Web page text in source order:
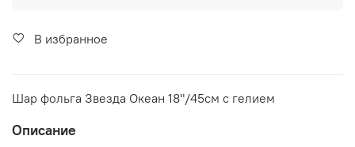
В избранное
Шар фольга Звезда Океан 18"/45см с гелием
Описание